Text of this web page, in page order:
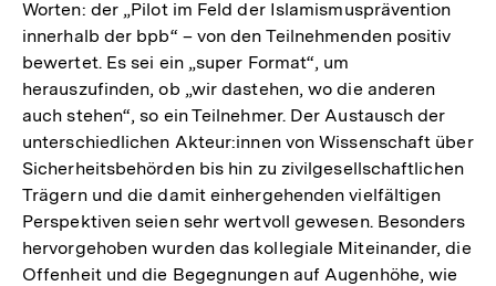
Worten: der „Pilot im Feld der Islamismusprävention
innerhalb der bpb“ – von den Teilnehmenden positiv
bewertet. Es sei ein „super Format“, um
herauszufinden, ob „wir dastehen, wo die anderen
auch stehen“, so ein Teilnehmer. Der Austausch der
unterschiedlichen Akteur:innen von Wissenschaft über
Sicherheitsbehörden bis hin zu zivilgesellschaftlichen
Trägern und die damit einhergehenden vielfältigen
Perspektiven seien sehr wertvoll gewesen. Besonders
hervorgehoben wurden das kollegiale Miteinander, die
Offenheit und die Begegnungen auf Augenhöhe, wie